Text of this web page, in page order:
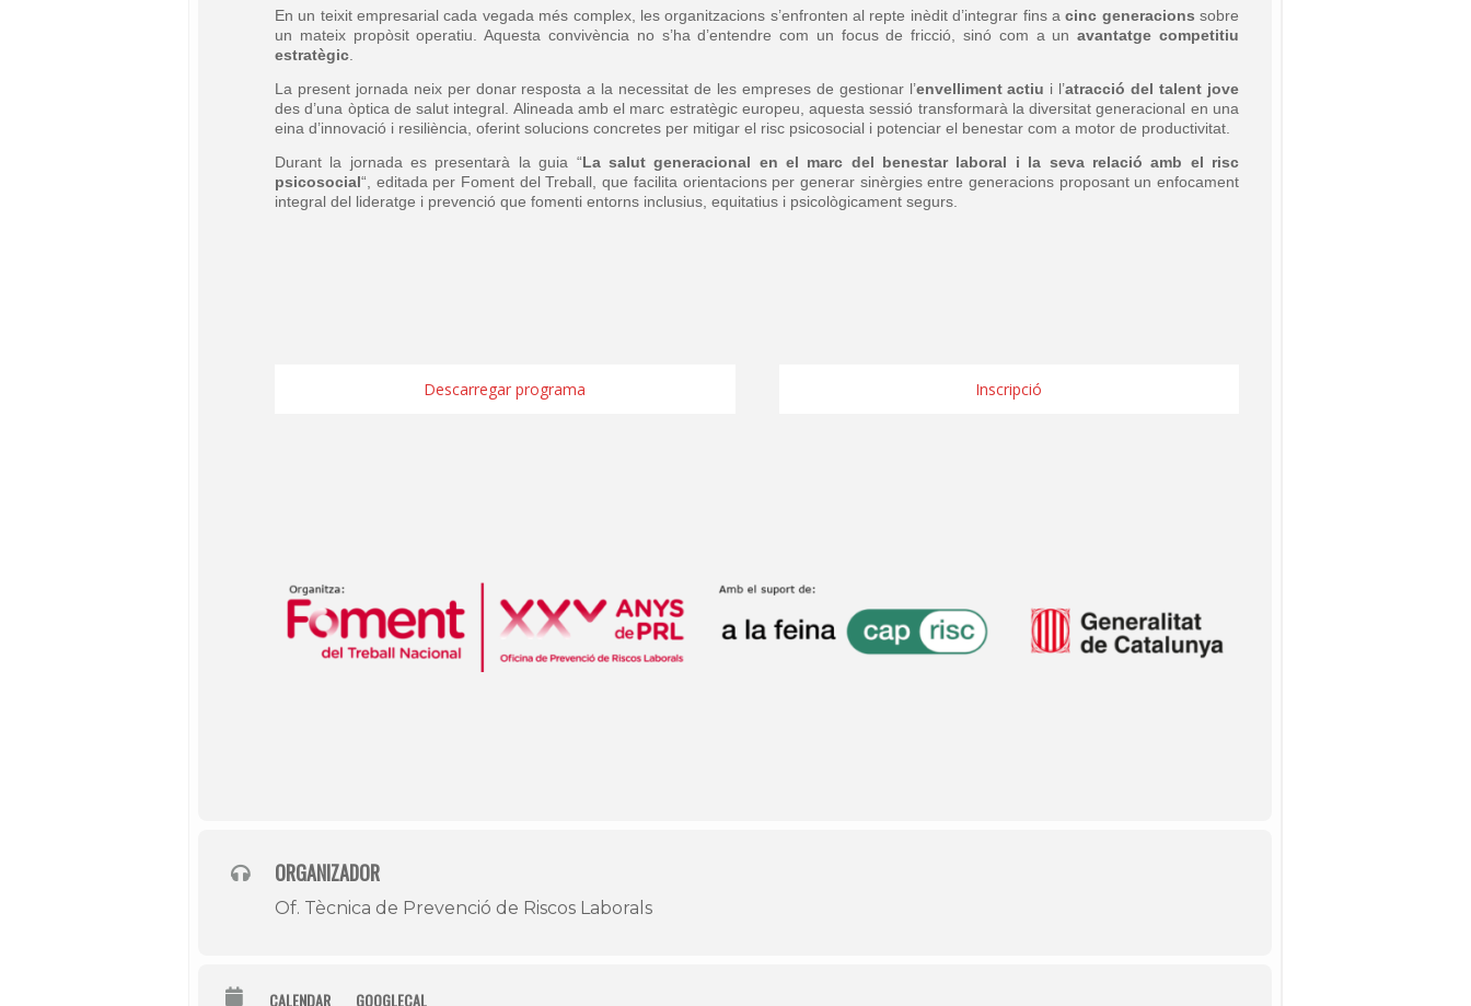
En un teixit empresarial cada vegada més complex, les organitzacions s’enfronten al repte inèdit d’integrar fins acinc generacionssobre
un mateix propòsit operatiu. Aquesta convivència no s’ha d’entendre com un focus de fricció, sinó com a unavantatge competitiu
estratègic
La present jornada neix per donar resposta a la necessitat de les empreses de gestionar l’envelliment actiu i l’atracció del talent jove
des d’una òptica de salut integral. Alineada amb el marc estratègic europeu, aquesta sessió transformarà la diversitat generacional en una
eina d’innovació i resiliència, oferint solucions concretes per mitigar el risc psicosocial i potenciar el benestar com a motor de productivitat.
Durant la jornada es presentarà la guia “La salut generacional en el marc del benestar laboral i la seva relació amb el risc
psicosocial“, editada per Foment del Treball, que facilita orientacions per generar sinèrgies entre generacions proposant un enfocament
integral del lideratge i prevenció que fomenti entorns inclusius, equitatius i psicològicament segurs.
Descarregar programa Inscripció
ORGANIZADOR
Of. Tècnica de Prevenció de Riscos Laborals
CALENDAR GOOGLECAL